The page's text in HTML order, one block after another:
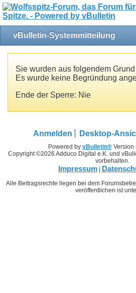
vBulletin-Systemmitteilung
Sie wurden aus folgendem
Es wurde keine Begründung
Ende der Sperre: Nie
Anmelden Desktop-
Powered by vBulletin®Version
Copyright ©2026 Adduco Digital e.K. und
vorbehalten.
Impressum|
Alle Beitragsrechte liegen bei dem
veröffentlichen ist